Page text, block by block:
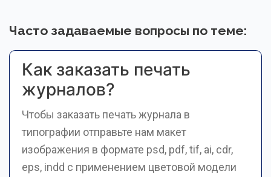
Часто задаваемые вопросы по теме:
Как заказать печать
журналов?
Чтобы заказать печать журнала в
типографии отправьте нам макет
изображения в формате psd, pdf, tif, ai, cdr,
eps, indd с применением цветовой модели